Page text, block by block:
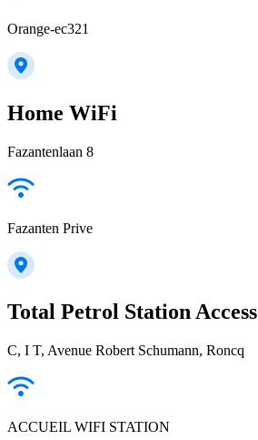
Orange-ec321
Home WiFi
Fazantenlaan 8
Fazanten Prive
Total Petrol Station Access
C, I T, Avenue Robert Schumann, Roncq
ACCUEIL WIFI STATION